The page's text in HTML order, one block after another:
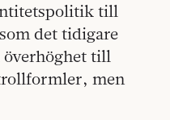
till
det tidigare
överhöghet till
men